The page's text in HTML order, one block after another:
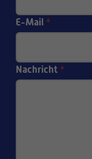
E-Mail *
Nachricht *